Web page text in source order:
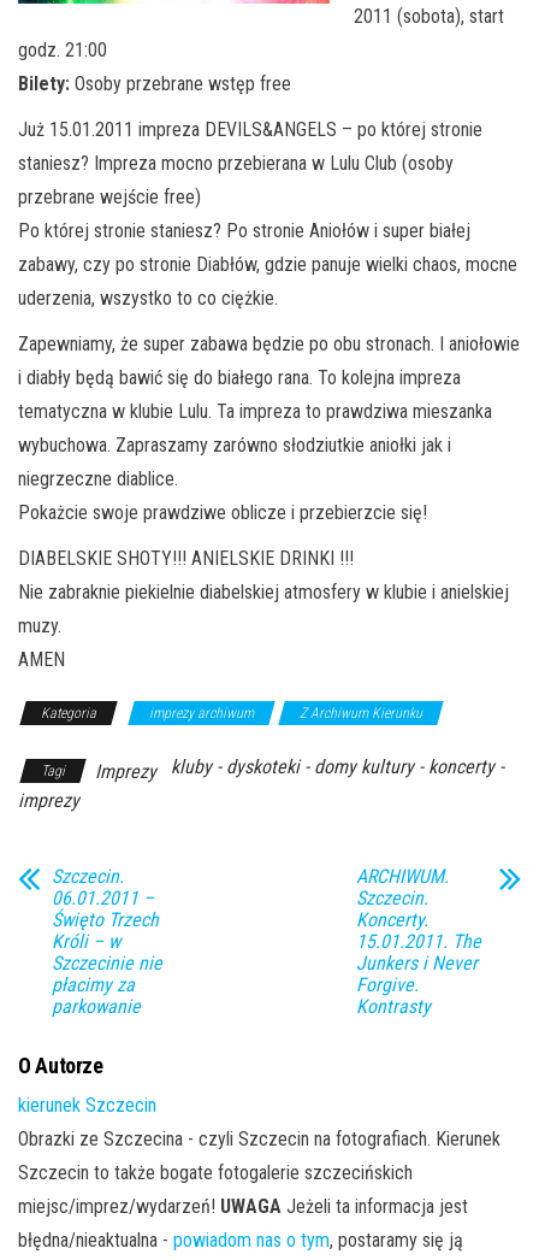
2011 (sobota), start
godz. 21:00
Bilety: Osoby przebrane wstęp free
Już 15.01.2011 impreza DEVILS&ANGELS – po której stronie
staniesz? Impreza mocno przebierana w Lulu Club (osoby
przebrane wejście free)
Po której stronie staniesz? Po stronie Aniołów i super białej
zabawy, czy po stronie Diabłów, gdzie panuje wielki chaos, mocne
uderzenia, wszystko to co ciężkie.
Zapewniamy, że super zabawa będzie po obu stronach. I aniołowie
i diabły będą bawić się do białego rana. To kolejna impreza
tematyczna w klubie Lulu. Ta impreza to prawdziwa mieszanka
wybuchowa. Zapraszamy zarówno słodziutkie aniołki jak i
niegrzeczne diablice.
Pokażcie swoje prawdziwe oblicze i przebierzcie się!
DIABELSKIE SHOTY!!! ANIELSKIE DRINKI !!!
Nie zabraknie piekielnie diabelskiej atmosfery w klubie i anielskiej
muzy.
AMEN
Kategoria imprezy archiwum Z Archiwum Kierunku
Tagi Imprezy
kluby - dyskoteki - domy kultury - koncerty -
imprezy
Szczecin.
06.01.2011 –
Święto Trzech
Króli – w
Szczecinie nie
płacimy za
parkowanie
ARCHIWUM.
Szczecin.
Koncerty.
15.01.2011. The
Junkers i Never
Forgive.
Kontrasty
O Autorze
kierunek Szczecin
Obrazki ze Szczecina - czyli Szczecin na fotografiach. Kierunek
Szczecin to także bogate fotogalerie szczecińskich
miejsc/imprez/wydarzeń! UWAGA Jeżeli ta informacja jest
błędna/nieaktualna - powiadom nas o tym, postaramy się ją